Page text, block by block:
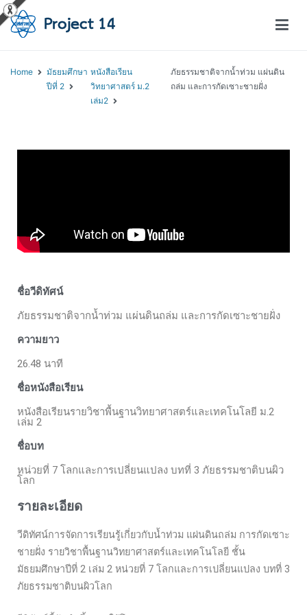
Home
มัธยมศึกษา
ปีที่ 2
หนังสือเรียน
วิทยาศาสตร์ ม.2
เล่ม2
ภัยธรรมชาติจากน้ำท่วม แผ่นดิน
ถล่ม และการกัดเซาะชายฝั่ง
ชื่อวีดิทัศน์
ภัยธรรมชาติจากน้ำท่วม แผ่นดินถล่ม และการกัดเซาะชายฝั่ง
ความยาว
26.48 นาที
ชื่อหนังสือเรียน
หนังสือเรียนรายวิชาพื้นฐานวิทยาศาสตร์และเทคโนโลยี ม.2
เล่ม 2
ชื่อบท
หน่วยที่ 7 โลกและการเปลี่ยนแปลง บทที่ 3 ภัยธรรมชาติบนผิว
โลก
รายละเอียด
วีดิทัศน์การจัดการเรียนรู้เกี่ยวกับน้ำท่วม แผ่นดินถล่ม การกัดเซาะ
ชายฝั่ง รายวิชาพื้นฐานวิทยาศาสตร์และเทคโนโลยี ชั้น
มัธยมศึกษาปีที่ 2 เล่ม 2 หน่วยที่ 7 โลกและการเปลี่ยนแปลง บทที่ 3
ภัยธรรมชาติบนผิวโลก